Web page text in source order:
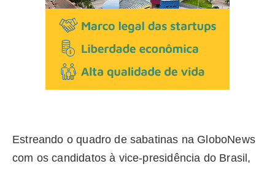
Estreando o quadro de sabatinas na GloboNews
com os candidatos à vice-presidência do Brasil,